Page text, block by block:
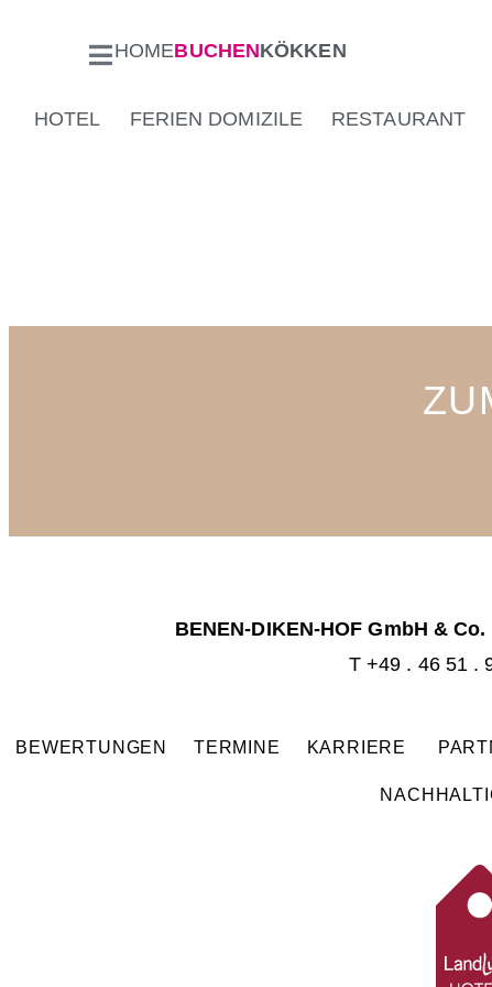
HOMEBUCHENKÖKKEN
HOTEL FERIEN DOMIZILE RESTAURANT
BENEN-DIKEN-HOF GmbH & Co.
T +49 . 46 51 .
BEWERTUNGEN TERMINE KARRIERE